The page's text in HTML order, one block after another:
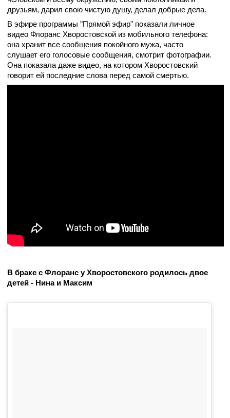
друзьям, дарил свою чистую душу, делал добрые дела.
В эфире программы "Прямой эфир" показали личное
видео Флоранс Хворостовской из мобильного телефона:
она хранит все сообщения покойного мужа, часто
слушает его голосовые сообщения, смотрит фотографии.
Она показала даже видео, на котором Хворостовский
говорит ей последние слова перед самой смертью.
В браке с Флоранс у Хворостовского родилось двое
детей - Нина и Максим